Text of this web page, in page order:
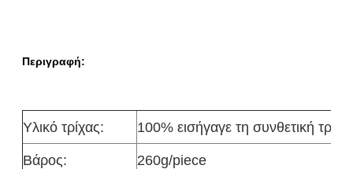
Περιγραφή:
Υλικό τρίχας:
100% εισήγαγε τη συνθετική τρίχα
Βάρος:
260g/piece